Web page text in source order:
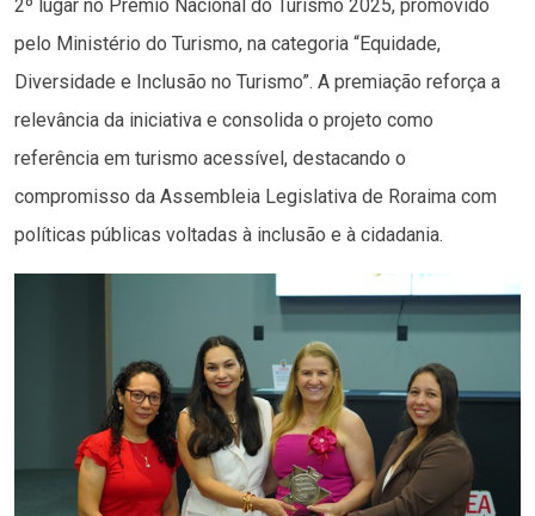
2º lugar no Prêmio Nacional do Turismo 2025, promovido
pelo Ministério do Turismo, na categoria “Equidade,
Diversidade e Inclusão no Turismo”. A premiação reforça a
relevância da iniciativa e consolida o projeto como
referência em turismo acessível, destacando o
compromisso da Assembleia Legislativa de Roraima com
políticas públicas voltadas à inclusão e à cidadania.